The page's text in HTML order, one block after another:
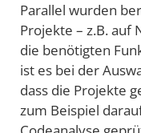
Parallel wurden
Projekte – z.B. auf
die benötigten
ist es bei der
dass die Projekte
zum Beispiel